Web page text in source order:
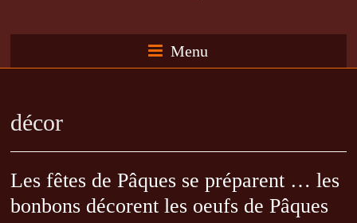
Menu
décor
Les fêtes de Pâques se préparent … les
bonbons décorent les oeufs de Pâques